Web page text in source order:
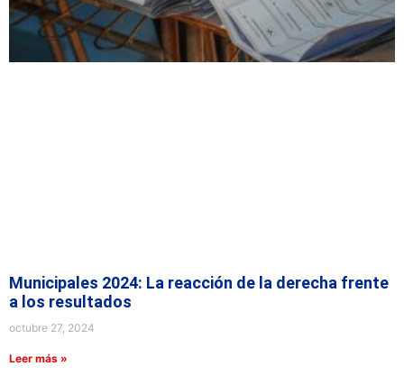
Municipales 2024: La reacción de la derecha frente
a los resultados
octubre 27, 2024
Leer más »